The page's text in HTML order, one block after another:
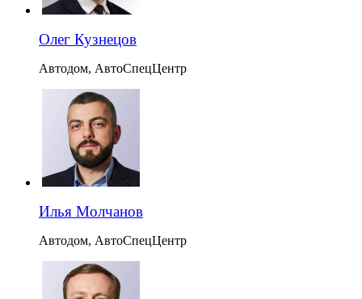
Олег Кузнецов
Автодом, АвтоСпецЦентр
Илья Молчанов
Автодом, АвтоСпецЦентр